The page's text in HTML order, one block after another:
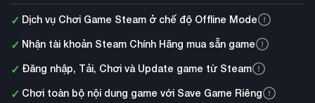
✓ Dịch vụ Chơi Game Steam ở chế độ Offline Mode
✓ Nhận tài khoản Steam Chính Hãng mua sẵn game
✓ Đăng nhập, Tải, Chơi và Update game từ Steam
✓ Chơi toàn bộ nội dung game với Save Game Riêng